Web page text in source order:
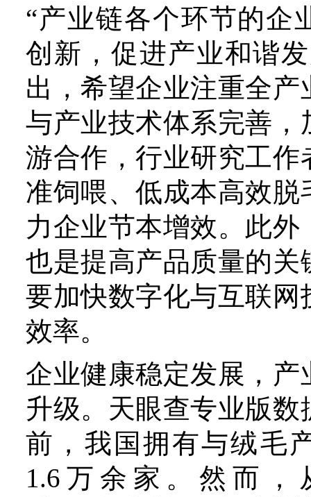
出，但行业内大多数企业
应商、代工厂、品牌工厂
更靠近上游，赚取相对微
欧洲等发达国家相比，我
产品市场上仍缺乏定价话
导地位的能力。
鄂尔多斯集团的品牌建设
直接复制，但对更广泛的
说，结合自身特点找寻适
化道路，已是业内共识。
计水平、推广羊绒文创产
网络平台渠道以及增加品
方式，已有企业在实践中
产业集群地也要积极推动
作。鄂尔多斯市东胜区建
镇，有一家以羊绒文化为